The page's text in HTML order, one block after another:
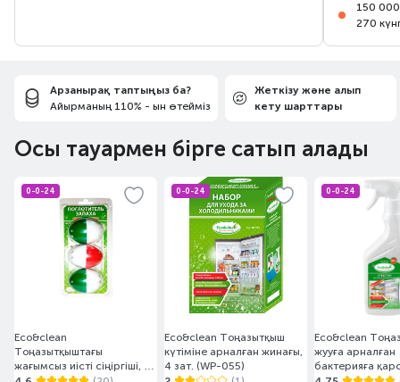
150 000
270
Арзанырақ таптыңыз ба?
Айырманың 110% - ын өтейміз
Жеткізу және алып
кету шарттары
Осы тауармен бірге сатып алады
0-0-24
Eco&clean
Тоңазытқыштағы
жағымсыз иісті сіңіргіші, 3
0-0-24
Eco&clean Тоңазытқыш
күтіміне арналған жинағы,
4 зат. (WP-055)
0-0-24
Eco&clean
жууға арналған
бактерияға